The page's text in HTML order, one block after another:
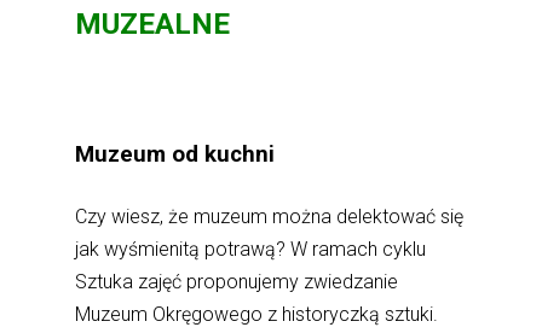
MUZEALNE
Muzeum od kuchni
Czy wiesz, że muzeum można delektować się
jak wyśmienitą potrawą? W ramach cyklu
Sztuka zajęć proponujemy zwiedzanie
Muzeum Okręgowego z historyczką sztuki.